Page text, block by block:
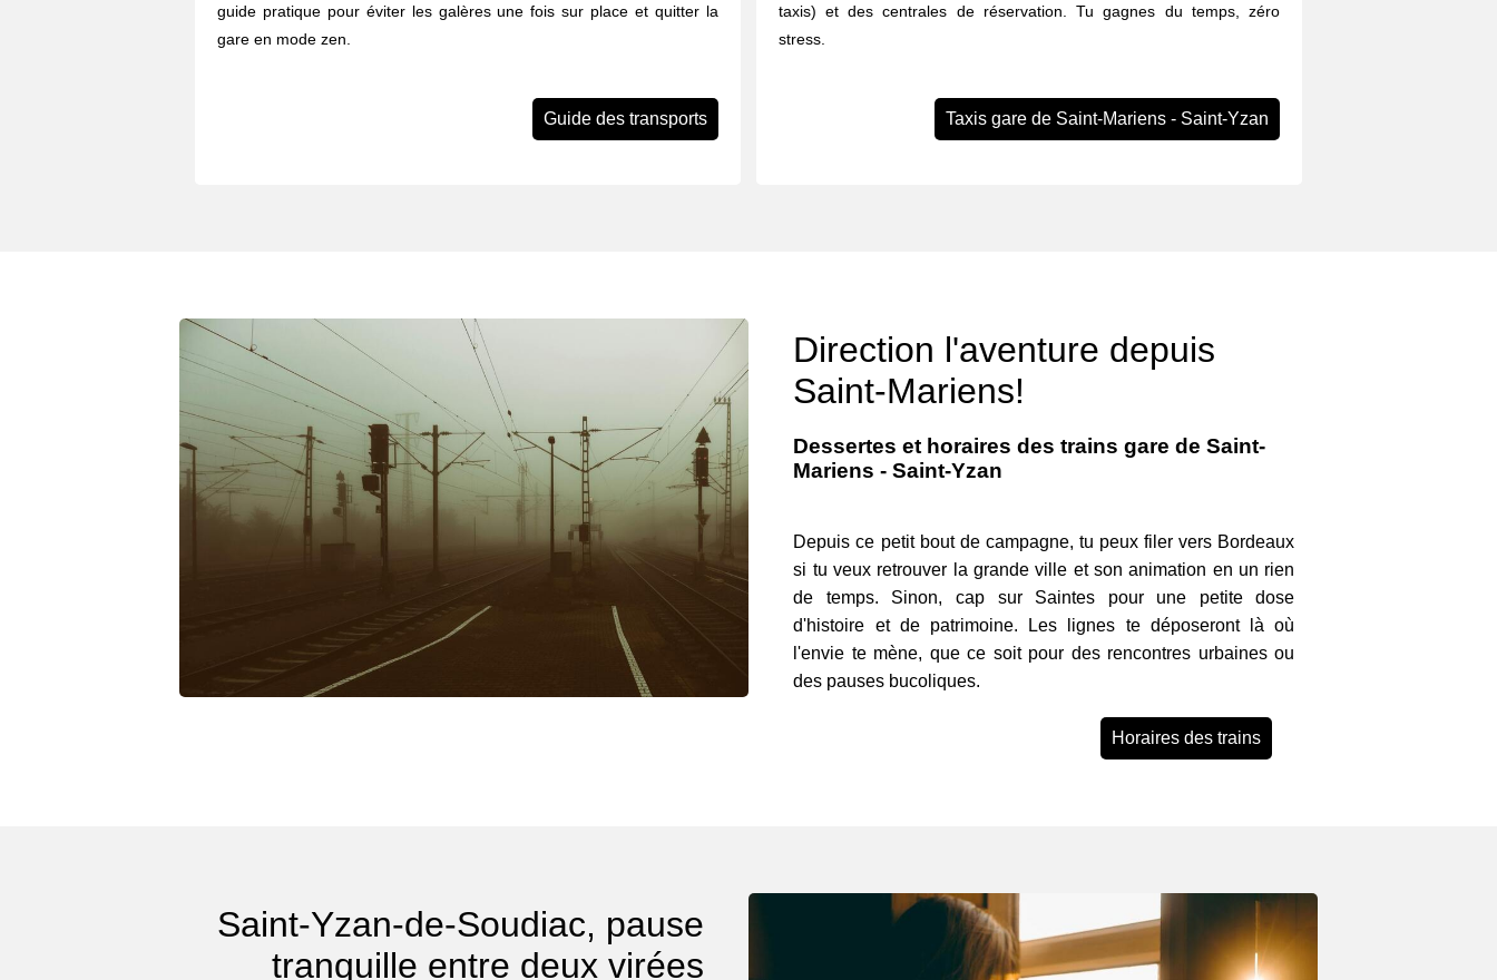
guide pratique pour éviter les galères une fois sur place et quitter la
gare en mode zen.
Guide des transports
taxis) et des centrales de réservation. Tu gagnes du temps, zéro
stress.
Taxis gare de Saint-Mariens - Saint-Yzan
Direction l'aventure depuis
Saint-Mariens!
Dessertes et horaires des trains gare de Saint-
Mariens - Saint-Yzan
Depuis ce petit bout de campagne, tu peux filer vers Bordeaux
si tu veux retrouver la grande ville et son animation en un rien
de temps. Sinon, cap sur Saintes pour une petite dose
d'histoire et de patrimoine. Les lignes te déposeront là où
l'envie te mène, que ce soit pour des rencontres urbaines ou
des pauses bucoliques.
Horaires des trains
Saint-Yzan-de-Soudiac, pause
tranquille entre deux virées